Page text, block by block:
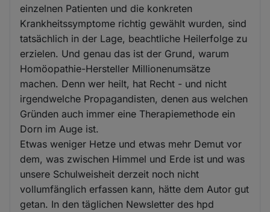
einzelnen Patienten und die konkreten
Krankheitssymptome richtig gewählt wurden, sind
tatsächlich in der Lage, beachtliche Heilerfolge zu
erzielen. Und genau das ist der Grund, warum
Homöopathie-Hersteller Millionenumsätze
machen. Denn wer heilt, hat Recht - und nicht
irgendwelche Propagandisten, denen aus welchen
Gründen auch immer eine Therapiemethode ein
Dorn im Auge ist.
Etwas weniger Hetze und etwas mehr Demut vor
dem, was zwischen Himmel und Erde ist und was
unsere Schulweisheit derzeit noch nicht
vollumfänglich erfassen kann, hätte dem Autor gut
getan. In den täglichen Newsletter des hpd